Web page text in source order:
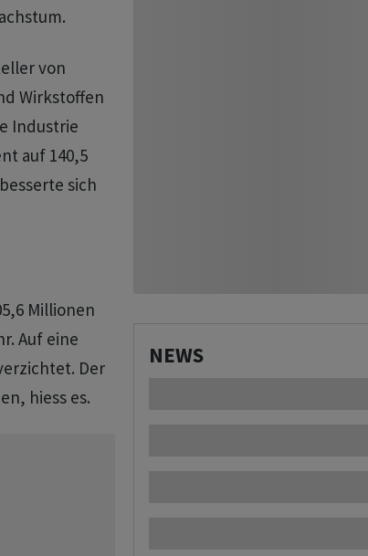
von
Wirkstoffen
Industrie
auf 140,5
sich
Millionen
Auf eine
Der
hiess es.
NEWS